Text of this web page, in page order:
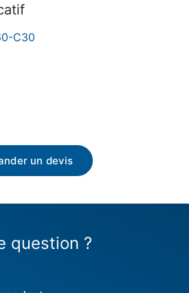
C30
un devis
question ?